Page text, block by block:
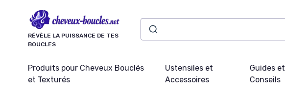
RÉVÈLE LA PUISSANCE DE TES
BOUCLES
Produits pour Cheveux Bouclés
et Texturés
Ustensiles et
Accessoires
Guides et
Conseils